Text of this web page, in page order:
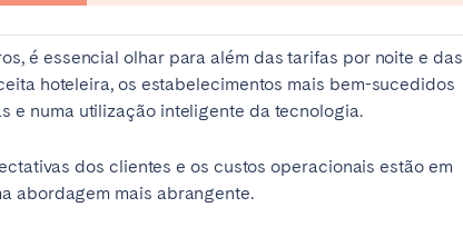
é essencial olhar para além das tarifas por noite e das
hoteleira, os estabelecimentos mais bem-sucedidos
e numa utilização inteligente da tecnologia.
dos clientes e os custos operacionais estão em
abordagem mais abrangente.